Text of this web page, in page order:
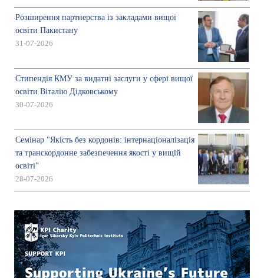
Розширення партнерства із закладами вищої
освіти Пакистану
31-07-2026
Стипендія КМУ за видатні заслуги у сфері вищої
освіти Віталію Дідковському
30-07-2026
Семінар "Якість без кордонів: інтернаціоналізація
та транскордонне забезпечення якості у вищій
освіті"
28-07-2026